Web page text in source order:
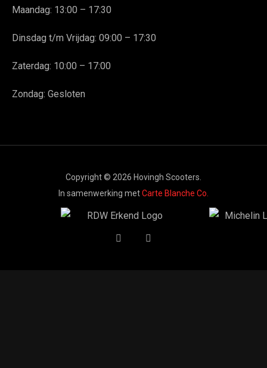
Maandag: 13:00 – 17:30
Dinsdag t/m Vrijdag: 09:00 – 17:30
Zaterdag: 10:00 – 17:00
Zondag: Gesloten
Copyright © 2026 Hovingh Scooters.
In samenwerking metCarte Blanche Co.